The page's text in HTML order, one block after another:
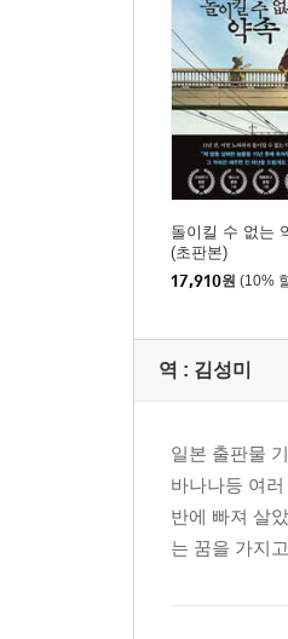
돌이킬 수 없는
(초판본)
17,910원 (10%
역 : 김성미
일본 출판물
바나나등 여
반에 빠져 살
는 꿈을 가지